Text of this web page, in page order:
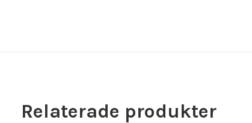
Relaterade produkter